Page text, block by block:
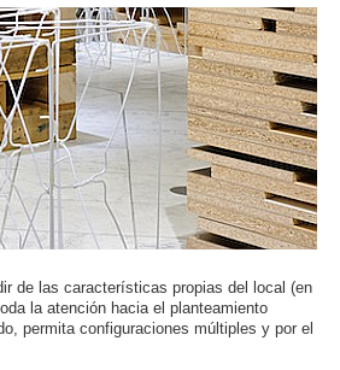
de las características propias del local (en
la atención hacia el planteamiento
permita configuraciones múltiples y por el